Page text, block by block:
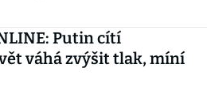
Putin cítí
váhá zvýšit tlak, míní